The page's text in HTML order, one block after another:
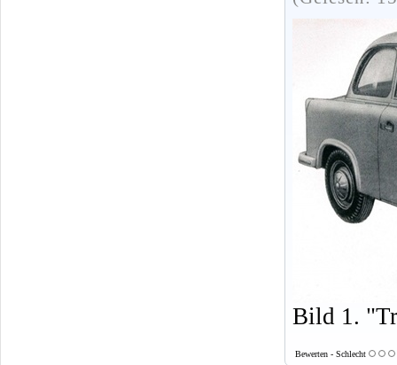
Bild 1.
Bewerten - Schlecht